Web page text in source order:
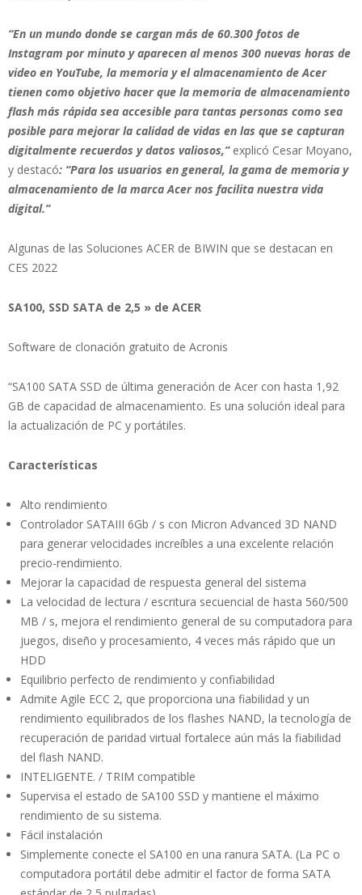
“En un mundo donde se cargan más de 60.300 fotos de
Instagram por minuto y aparecen al menos 300 nuevas horas de
video en YouTube, la memoria y el almacenamiento de Acer
tienen como objetivo hacer que la memoria de almacenamiento
flash más rápida sea accesible para tantas personas como sea
posible para mejorar la calidad de vidas en las que se capturan
digitalmente recuerdos y datos valiosos,” explicó Cesar Moyano,
y destacó: “Para los usuarios en general, la gama de memoria y
almacenamiento de la marca Acer nos facilita nuestra vida
digital.”
Algunas de las Soluciones ACER de BIWIN que se destacan en
CES 2022
SA100, SSD SATA de 2,5 » de ACER
Software de clonación gratuito de Acronis
“SA100 SATA SSD de última generación de Acer con hasta 1,92
GB de capacidad de almacenamiento. Es una solución ideal para
la actualización de PC y portátiles.
Características
Alto rendimiento
Controlador SATAIII 6Gb / s con Micron Advanced 3D NAND
para generar velocidades increíbles a una excelente relación
precio-rendimiento.
Mejorar la capacidad de respuesta general del sistema
La velocidad de lectura / escritura secuencial de hasta 560/500
MB / s, mejora el rendimiento general de su computadora para
juegos, diseño y procesamiento, 4 veces más rápido que un
HDD
Equilibrio perfecto de rendimiento y confiabilidad
Admite Agile ECC 2, que proporciona una fiabilidad y un
rendimiento equilibrados de los flashes NAND, la tecnología de
recuperación de paridad virtual fortalece aún más la fiabilidad
del flash NAND.
INTELIGENTE. / TRIM compatible
Supervisa el estado de SA100 SSD y mantiene el máximo
rendimiento de su sistema.
Fácil instalación
Simplemente conecte el SA100 en una ranura SATA. (La PC o
computadora portátil debe admitir el factor de forma SATA